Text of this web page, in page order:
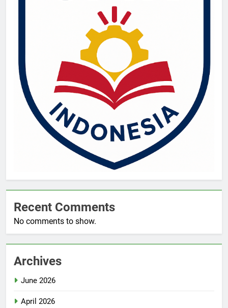
Recent Comments
No comments to show.
Archives
June 2026
April 2026